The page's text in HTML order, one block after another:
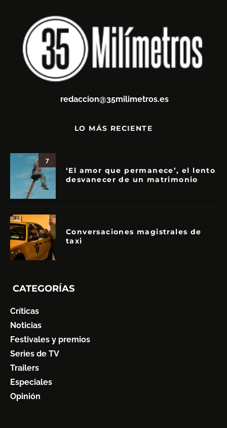
redaccion@35milimetros.es
LO MÁS RECIENTE
7
‘El amor que permanece’, el lento
desvanecer de un matrimonio
Conversaciones magistrales de
taxi
CATEGORÍAS
Críticas
Noticias
Festivales y premios
Series de TV
Trailers
Especiales
Opinión